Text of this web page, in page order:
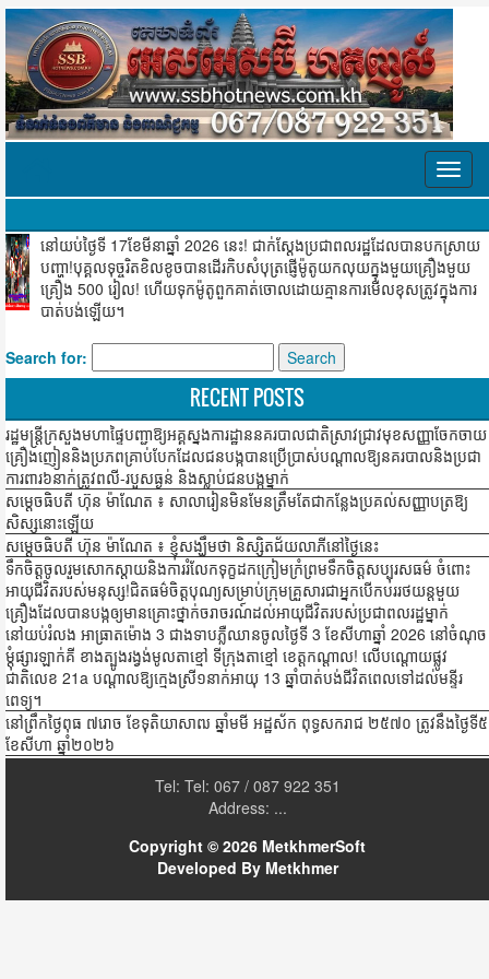
នៅយប់ថ្ងៃទី 17ខែមីនាឆ្នាំ 2026 នេះ! ជាក់ស្ដែងប្រជាពលរដ្ឋដែលបានបកស្រាយ
បញ្ហា!បុគ្គលទុច្ចរិតខិលខូចបានដើរកិបសំបុត្រផ្ញើម៉ូតូយកលុយក្នុងមួយគ្រឿងមួយ
គ្រឿង 500 រៀល! ហើយទុកម៉ូតូពួកគាត់ចោលដោយគ្មានការមើលខុសត្រូវក្នុងការ
បាត់បង់ឡើយ។
Search for:
RECENT POSTS
រដ្ឋមន្ត្រីក្រសួងមហាផ្ទៃបញ្ជាឱ្យអគ្គស្នងការដ្ឋាននគរបាលជាតិស្រាវជ្រាវមុខសញ្ញាចែកចាយ
គ្រឿងញៀននិងប្រភពគ្រាប់បែកដែលជនបង្កបានប្រើប្រាស់បណ្ដាលឱ្យនគរបាលនិងប្រជា
ការពារ៦នាក់ត្រូវពលី-របួសធ្ងន់ និងស្លាប់ជនបង្កម្នាក់
សម្ដេចធិបតី ហ៊ុន ម៉ាណែត ៖ សាលារៀនមិនមែនត្រឹមតែជាកន្លែងប្រគល់សញ្ញាបត្រឱ្យ
សិស្សនោះឡើយ
សម្ដេចធិបតី ហ៊ុន ម៉ាណែត ៖ ខ្ញុំសង្ឃឹមថា និស្សិតជ័យលាភីនៅថ្ងៃនេះ
ទឹកចិត្តចូលរួមសោកស្ដាយនិងការរំលែកទុក្ខដកក្រៀមក្រំព្រមទឹកចិត្តសប្បុរសធម៌ ចំពោះ
អាយុជីវិតរបស់មនុស្ស!ជិតធម៌ចិត្តបុណ្យសម្រាប់ក្រុមគ្រួសារជាអ្នកបើកបររថយន្តមួយ
គ្រឿងដែលបានបង្កឲ្យមានគ្រោះថ្នាក់ចរាចរណ៍ដល់អាយុជីវិតរបស់ប្រជាពលរដ្ឋម្នាក់
នៅយប់រំលង អាធ្រាតម៉ោង 3 ជាងទាបភ្លឺឈានចូលថ្ងៃទី 3 ខែសីហាឆ្នាំ 2026 នៅចំណុច
ម្ដុំផ្សារឡាក់គី ខាងត្បូងរង្វង់មូលតាខ្មៅ ទីក្រុងតាខ្មៅ ខេត្តកណ្ដាល! លើបណ្ដោយផ្លូវ
ជាតិលេខ 21a បណ្ដាលឱ្យក្មេងស្រី១នាក់អាយុ 13 ឆ្នាំបាត់បង់ជីវិតពេលទៅដល់មន្ទីរ
ពេទ្យ។
នៅព្រឹកថ្ងៃពុធ ៧រោច ខែទុតិយាសាឍ ឆ្នាំមមី អដ្ឋស័ក ពុទ្ធសករាជ ២៥៧០ ត្រូវនឹងថ្ងៃទី៥
ខែសីហា ឆ្នាំ២០២៦
Tel: Tel: 067 / 087 922 351
Address: ...
Copyright © 2026 MetkhmerSoft
Developed By Metkhmer